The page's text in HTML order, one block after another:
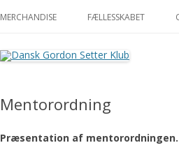
MERCHANDISE FÆLLESSKABET
Mentorordning
Præsentation af mentorordningen.